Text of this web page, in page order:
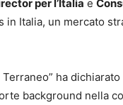
per l’Italia e
in Italia, un mercato
ha dichiarato
background nella